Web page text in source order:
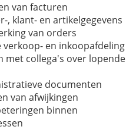
van facturen
, klant- en artikelgegevens
van orders
en inkoopafdeling
met collega's over lopende
documenten
van afwijkingen
binnen